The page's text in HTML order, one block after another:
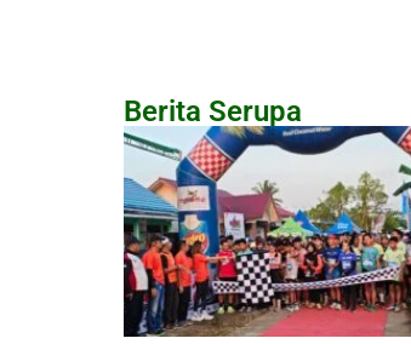
Berita Serupa